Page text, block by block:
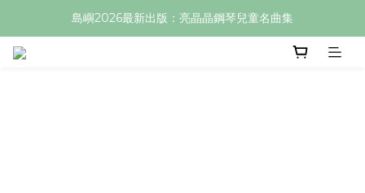
島嶼2026最新出版：亮晶晶鋼琴兒童名曲集